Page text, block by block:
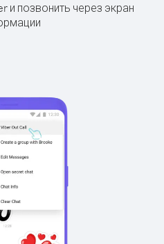
и позвонить через экран